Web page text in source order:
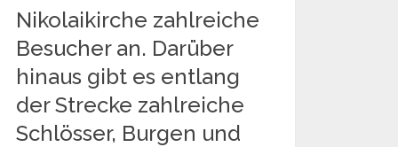
Nikolaikirche zahlreiche
Besucher an. Darüber
hinaus gibt es entlang
der Strecke zahlreiche
Schlösser, Burgen und